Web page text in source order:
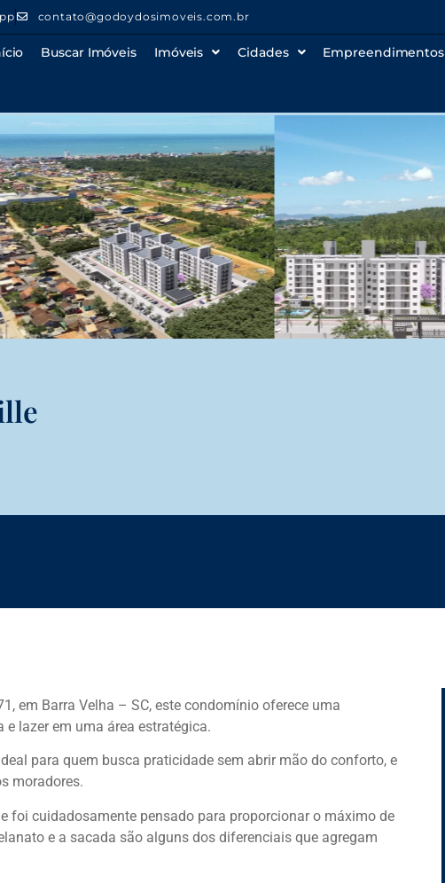
contato@godoydosimoveis.com.br
Buscar Imóveis Imóveis Cidades Empreendimentos
em Barra Velha – SC, este condomínio oferece uma
lazer em uma área estratégica.
para quem busca praticidade sem abrir mão do conforto, e
moradores.
foi cuidadosamente pensado para proporcionar o máximo de
e a sacada são alguns dos diferenciais que agregam